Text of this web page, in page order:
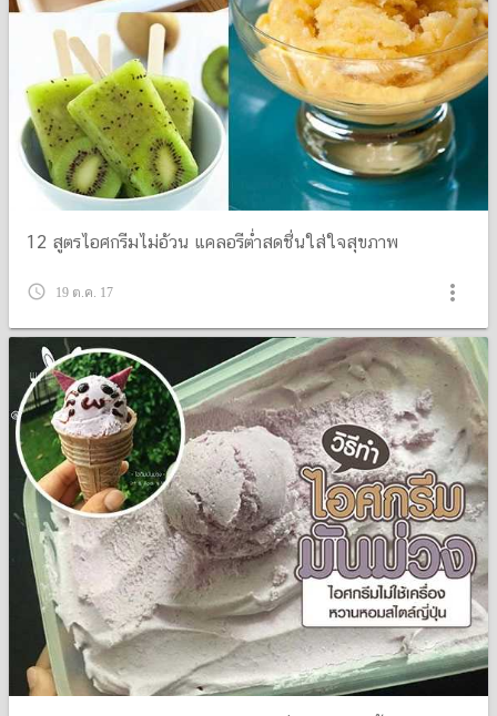
12 สูตรไอศกรีมไม่อ้วน แคลอรีต่ำสดชื่นใส่ใจสุขภาพ
query_builder 19 ต.ค. 17 more_vert